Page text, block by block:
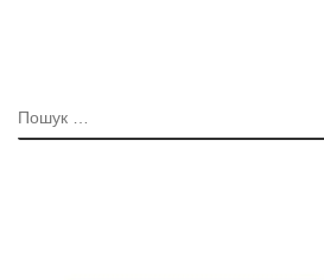
ПОШУК